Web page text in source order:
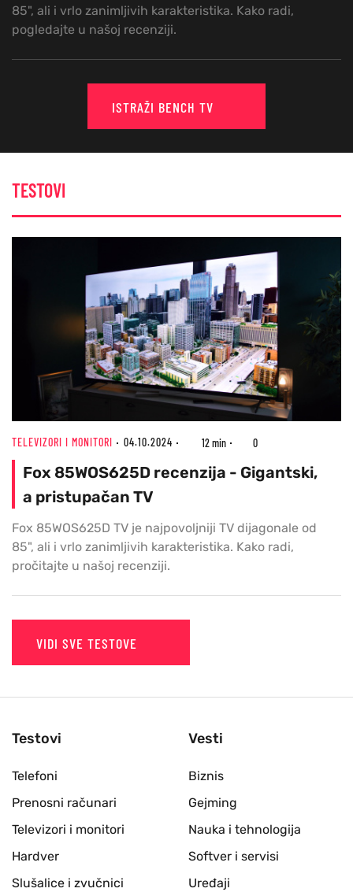
85", ali i vrlo zanimljivih karakteristika. Kako radi,
pogledajte u našoj recenziji.
ISTRAŽI BENCH TV
TESTOVI
TELEVIZORI I MONITORI 04.10.2024 12 min 0
Fox 85WOS625D recenzija - Gigantski,
a pristupačan TV
Fox 85WOS625D TV je najpovoljniji TV dijagonale od
85", ali i vrlo zanimljivih karakteristika. Kako radi,
pročitajte u našoj recenziji.
VIDI SVE TESTOVE
Testovi
Telefoni
Prenosni računari
Televizori i monitori
Hardver
Slušalice i zvučnici
Vesti
Biznis
Gejming
Nauka i tehnologija
Softver i servisi
Uređaji